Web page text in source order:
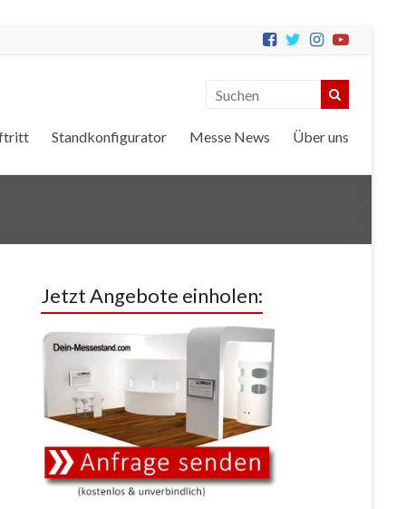
Standkonfigurator Messe News Über uns
Jetzt Angebote einholen: